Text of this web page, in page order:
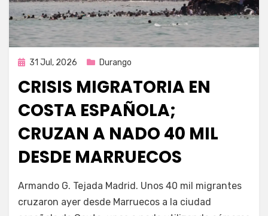
Publicada
31 Jul, 2026 Durango
CRISIS MIGRATORIA EN
COSTA ESPAÑOLA;
CRUZAN A NADO 40 MIL
DESDE MARRUECOS
Fernando Miranda Servín
Armando G. Tejada Madrid. Unos 40 mil migrantes
cruzaron ayer desde Marruecos a la ciudad